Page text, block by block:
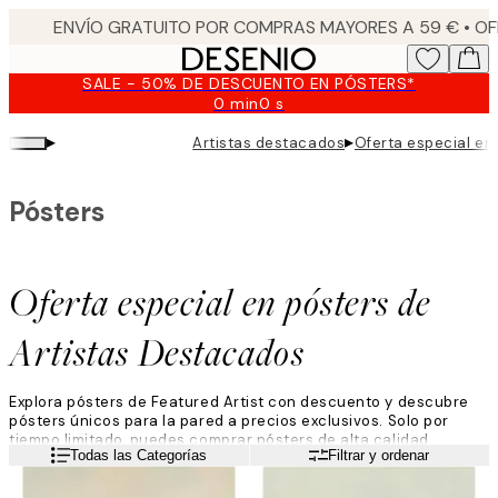
SALE - 50% DE DESCUENTO EN PÓSTERS*
0 min0 s
Válido
hasta:
2026-
▸ Artistas destacados▸Oferta especial
Oferta especial en pósters de
Artistas Destacados
Pósters
Explora pósters de Featured Artist con descuento y descubre
pósters únicos para la pared a precios exclusivos. Solo por
tiempo limitado, puedes comprar pósters de alta calidad
creados por Featured Artists especialmente seleccionados de
Leer másTodas las Categorías Filtrar y ordenar